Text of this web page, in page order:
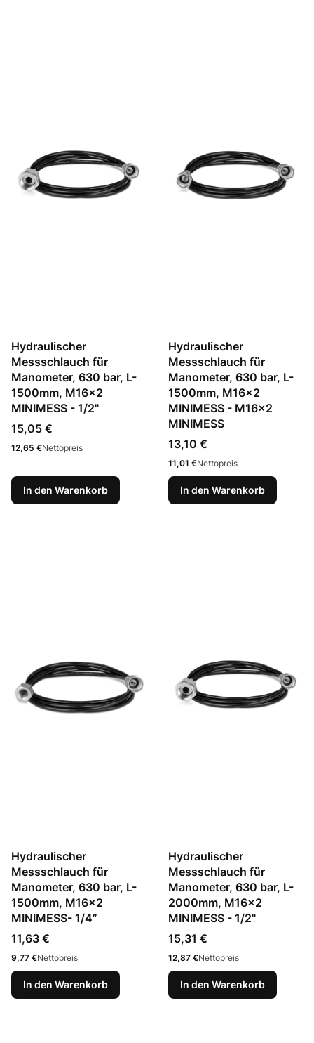
Hydraulischer
Messschlauch für
Manometer, 630 bar, L-
1500mm, M16x2
MINIMESS - 1/2"
Preis
15,05 €
Preis
12,65 €Nettopreis
In den Warenkorb
Hydraulischer
Messschlauch für
Manometer, 630 bar, L-
1500mm, M16x2
MINIMESS - M16x2
MINIMESS
Preis
13,10 €
Preis
11,01 €Nettopreis
In den Warenkorb
Hydraulischer
Messschlauch für
Manometer, 630 bar, L-
1500mm, M16x2
MINIMESS- 1/4”
Preis
11,63 €
Preis
9,77 €Nettopreis
In den Warenkorb
Hydraulischer
Messschlauch für
Manometer, 630 bar, L-
2000mm, M16x2
MINIMESS - 1/2"
Preis
15,31 €
Preis
12,87 €Nettopreis
In den Warenkorb